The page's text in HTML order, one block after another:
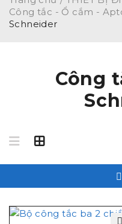
Công
Công tắc - Ổ cắm -
Schneider